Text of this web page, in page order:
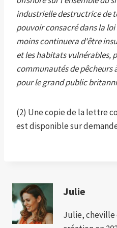
industrielle destructrice de
pouvoir consacré dans la loi
moins continuera d'être
et les habitats vulnérables,
communautés de pêcheurs
pour le grand public
(2) Une copie de la lettre
est disponible sur
Julie
Julie, cheville